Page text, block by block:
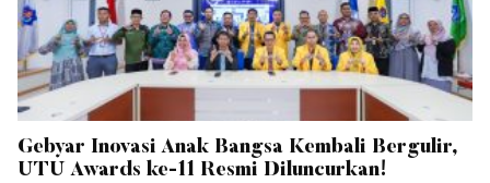
Gebyar Inovasi Anak Bangsa Kembali Bergulir,
UTU Awards ke-11 Resmi Diluncurkan!